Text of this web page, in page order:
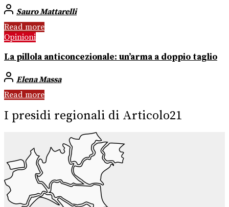
Sauro Mattarelli
Read more
Opinioni
La pillola anticoncezionale: un’arma a doppio taglio
Elena Massa
Read more
I presidi regionali di Articolo21